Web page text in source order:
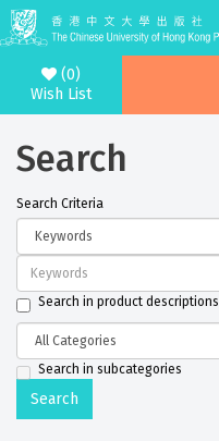
(0)
Wish List
Search
Search Criteria
Search in product descriptions
Search in subcategories